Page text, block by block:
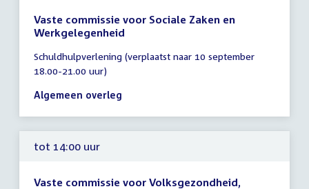
Vaste commissie voor Sociale Zaken en
Werkgelegenheid
vergadering
14:00
-
uur
Schuldhulpverlening (verplaatst naar 10 september
18.00-21.00 uur)
Algemeen overleg
tot 14:00 uur
Vaste commissie voor Volksgezondheid,